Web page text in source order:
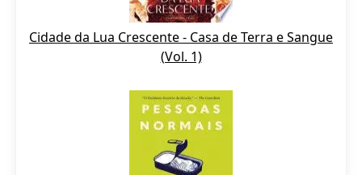
Cidade da Lua Crescente - Casa de Terra e Sangue
(Vol. 1)